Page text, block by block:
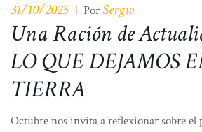
31/10/2025 PorSergio
Una Ración de
LO QUE DEJAMOS
TIERRA
Octubre nos invita a reflexionar sobre el